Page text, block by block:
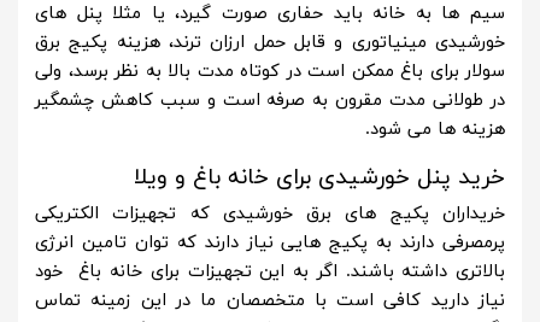
سیم ها به خانه باید حفاری صورت گیرد، یا مثلا پنل های
خورشیدی مینیاتوری و قابل حمل ارزان ترند، هزینه پکیج برق
سولار برای باغ ممکن است در کوتاه مدت بالا به نظر برسد، ولی
در طولانی مدت مقرون به صرفه است و سبب کاهش چشمگیر
هزینه ها می شود.
خرید پنل خورشیدی برای خانه باغ و ویلا
خریداران پکیج های برق خورشیدی که تجهیزات الکتریکی
پرمصرفی دارند به پکیج هایی نیاز دارند که توان تامین انرژی
بالاتری داشته باشند. اگر به این تجهیزات برای خانه باغ خود
نیاز دارید کافی است با متخصصان ما در این زمینه تماس